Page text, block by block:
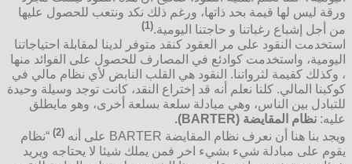
ورقة ليس لها قيمة بحد ذاتها، ورغم ذلك نكد ونتعب للحصول عليها
من أجل إشباع رغباتنا و حاجتنا اليومية.(1)
استخدمت النقود على مر العقود كنقد متوفر لدينا لمقابلة احتياجاتنا
اليومية، واستخدمت كوادئع في المصارف للحصول على الفوائد منها
، وكذلك كقيمة لثرواتنا. النقود هي القلب النابض لأي نظام مالي في
كوكبنا المالي. كلنا نعلم أنه قد إختراع النقد، كانت توجد وسيلة وحيدة
للتبادل بين الناس، وهي مبادلة سلعة بسلعة أخرى، وهو مايطلق
عليه: نظام المقايضة (BARTER).
ويجد بنا هنا أن نعرف نظام المقايضة BARTER على أنه
(2)
“نظام
يقوم على مبادلة شيء بشيء اخر فمن يملك شيئا لا يحتاجه ويريد